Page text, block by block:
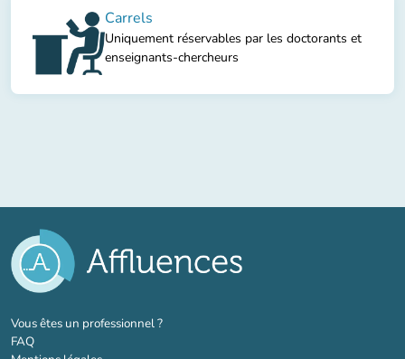
Carrels
Uniquement réservables par les doctorants et
enseignants-chercheurs
Vous êtes un professionnel ?(nouvel onglet)
FAQ